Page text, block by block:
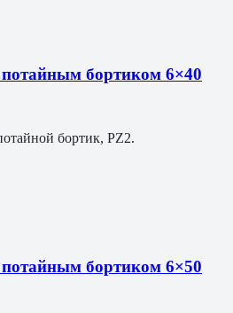
бортиком 6×40
бортик, PZ2.
бортиком 6×50